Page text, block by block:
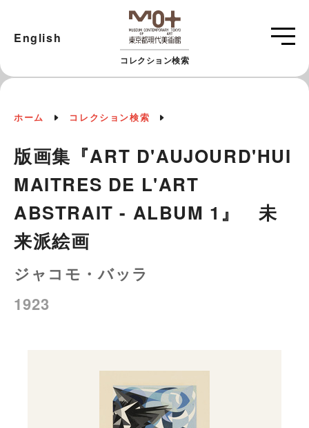
コレクション検索
English
ホーム コレクション検索
版画集『ART D'AUJOURD'HUI
MAITRES DE L'ART
ABSTRAIT - ALBUM 1』 未
来派絵画
ジャコモ・バッラ
1923